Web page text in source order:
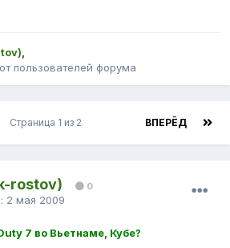
,
пользователей форума
ВПЕРЁД
Страница 1 из 2
rostov) 0
2 мая 2009
7 во Вьетнаме, Кубе?